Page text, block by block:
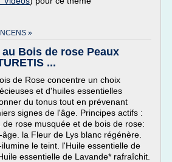
»
Bois de rose Peaux
...
de Rose concentre un choix
et d'huiles essentielles
du tonus tout en prévenant
signes de l'âge. Principes actifs :
rose musquée et de bois de rose:
la Fleur de Lys blanc régénère.
le teint. l'Huile essentielle de
essentielle de Lavande* rafraîchit.